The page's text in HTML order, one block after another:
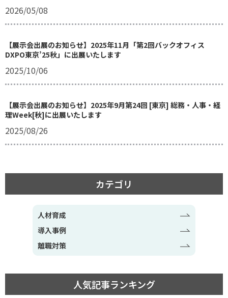
2026/05/08
【展示会出展のお知らせ】2025年11月「第2回バックオフィス
DXPO東京’25秋」に出展いたします
2025/10/06
【展示会出展のお知らせ】2025年9月第24回 [東京] 総務・人事・経
理Week[秋]に出展いたします
2025/08/26
カテゴリ
人材育成
導入事例
離職対策
人気記事ランキング